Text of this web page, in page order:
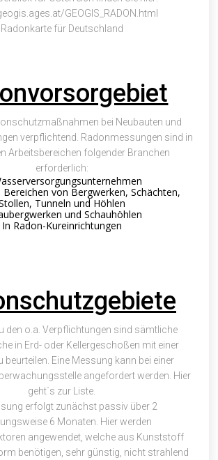
GEOGIS_RADON.html
Radonkarte für Deutschland
bei Neubauten und
verpflichtend. Radonmessungen sind in
Arbeitsbereichen folgender Branchen
erforderlich:
von Bergwerken, Schächten,
Tunneln und Höhlen
und Schauhöhlen
In Radon-Kureinrichtungen
den o.a. Verpflichtungen sind sämtliche
in Erd- oder Kellergeschoßen mit einer
beurteilen. Eine Messung kann bei einer
angefordert werden. Hier
geht´s zur Liste.
erfolgt zunächst passiv über 2
6 Monaten. Hier werden
angewendet, welche aus Kunststoff
benötigen, sehr günstig, nicht strahlend